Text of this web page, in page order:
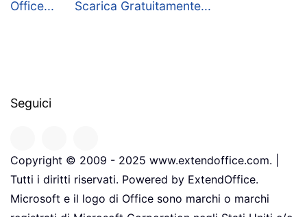
Office...
Scarica Gratuitamente...
Seguici
Copyright © 2009 - 2025 www.extendoffice.com. |
Tutti i diritti riservati. Powered by ExtendOffice.
Microsoft e il logo di Office sono marchi o marchi